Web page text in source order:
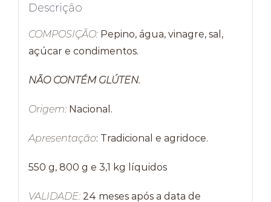
Descrição
COMPOSIÇÃO: Pepino, água, vinagre, sal,
açúcar e condimentos.
NÃO CONTÉM GLÚTEN.
Origem: Nacional.
Apresentação: Tradicional e agridoce.
550 g, 800 g e 3,1 kg líquidos
VALIDADE: 24 meses após a data de